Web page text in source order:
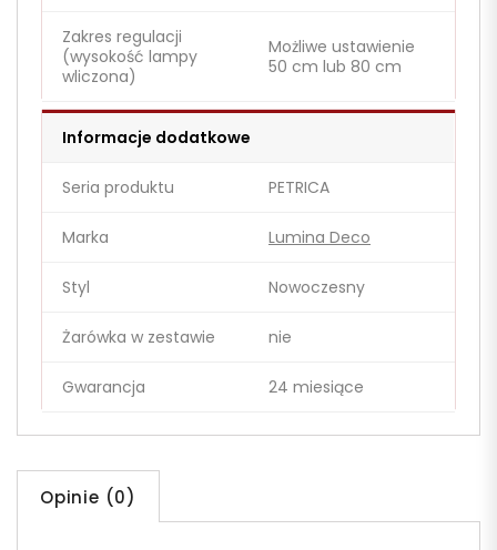
Zakres regulacji
(wysokość lampy
wliczona)
Możliwe ustawienie
50 cm lub 80 cm
Informacje dodatkowe
Seria produktu PETRICA
Marka Lumina Deco
Styl Nowoczesny
Żarówka w zestawie nie
Gwarancja 24 miesiące
Opinie (0)